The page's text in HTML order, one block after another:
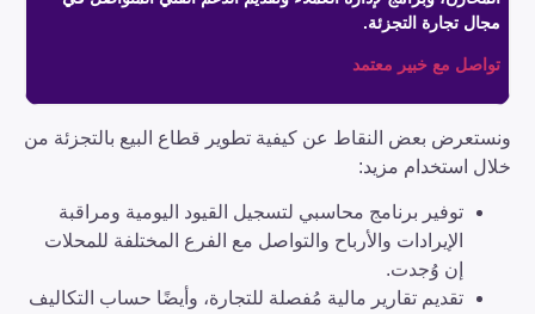
مجال تجارة التجزئة.
تواصل مع خبير معتمد
ونستعرض بعض النقاط عن كيفية تطوير قطاع البيع بالتجزئة من
خلال استخدام مزيد:
توفير برنامج محاسبي لتسجيل القيود اليومية ومراقبة
الإيرادات والأرباح والتواصل مع الفرع المختلفة للمحلات
إن وُجدت.
تقديم تقارير مالية مُفصلة للتجارة، وأيضًا حساب التكاليف